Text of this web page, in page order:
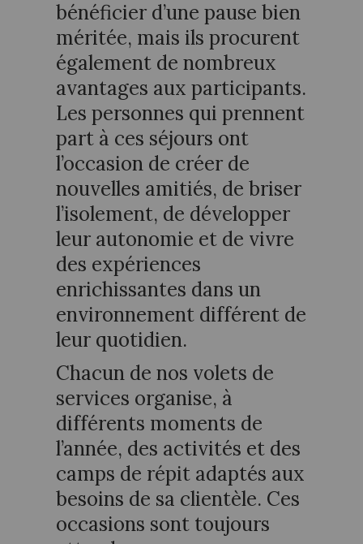
bénéficier d’une pause bien
méritée, mais ils procurent
également de nombreux
avantages aux participants.
Les personnes qui prennent
part à ces séjours ont
l’occasion de créer de
nouvelles amitiés, de briser
l’isolement, de développer
leur autonomie et de vivre
des expériences
enrichissantes dans un
environnement différent de
leur quotidien.
Chacun de nos volets de
services organise, à
différents moments de
l’année, des activités et des
camps de répit adaptés aux
besoins de sa clientèle. Ces
occasions sont toujours